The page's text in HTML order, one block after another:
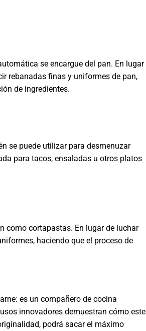
se encargue del pan. En lugar
rebanadas finas y uniformes de pan,
de ingredientes.
se puede utilizar para desmenuzar
para tacos, ensaladas u otros platos
como cortapastas. En lugar de luchar
haciendo que el proceso de
es un compañero de cocina
innovadores demuestran cómo este
podrá sacar el máximo